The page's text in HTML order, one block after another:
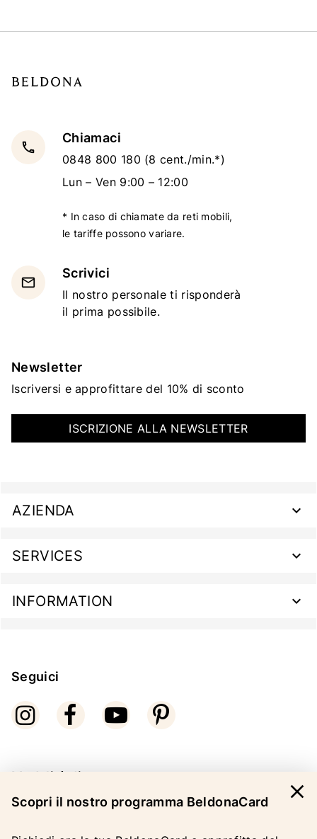
local_phone
Chiamaci
0848 800 180 (8 cent./min.*)
Lun – Ven 9:00 – 12:00
* In caso di chiamate da reti mobili,
le tariffe possono variare.
email
Scrivici
Il nostro personale ti risponderà
il prima possibile.
Newsletter
Iscriversi e approfittare del 10% di sconto
ISCRIZIONE ALLA NEWSLETTER
AZIENDA
SERVICES
INFORMATION
Seguici
Modalità di pagamento
Scopri il nostro programma BeldonaCard
close